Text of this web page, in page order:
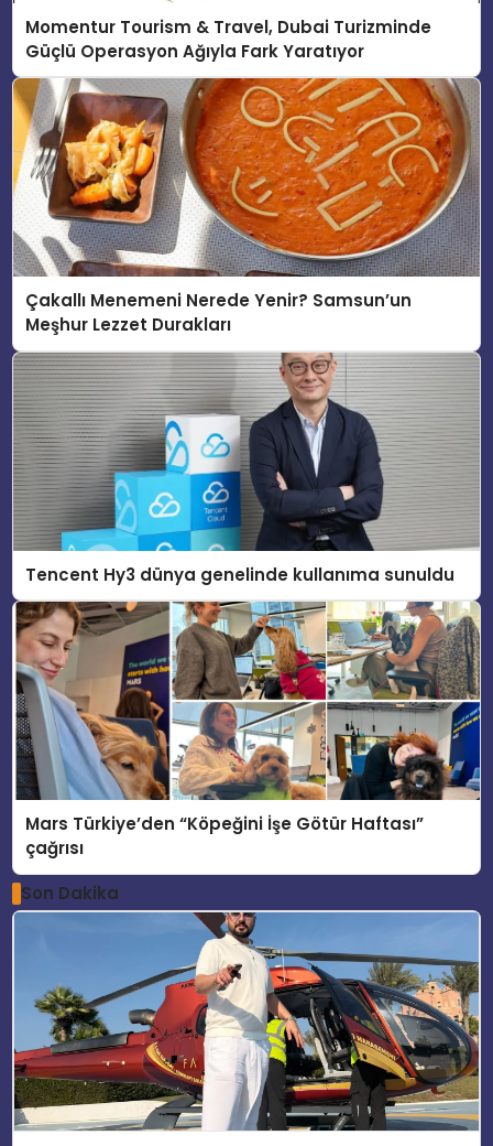
Momentur Tourism & Travel, Dubai Turizminde
Güçlü Operasyon Ağıyla Fark Yaratıyor
Çakallı Menemeni Nerede Yenir? Samsun’un
Meşhur Lezzet Durakları
Tencent Hy3 dünya genelinde kullanıma sunuldu
Mars Türkiye’den “Köpeğini İşe Götür Haftası”
çağrısı
Son Dakika